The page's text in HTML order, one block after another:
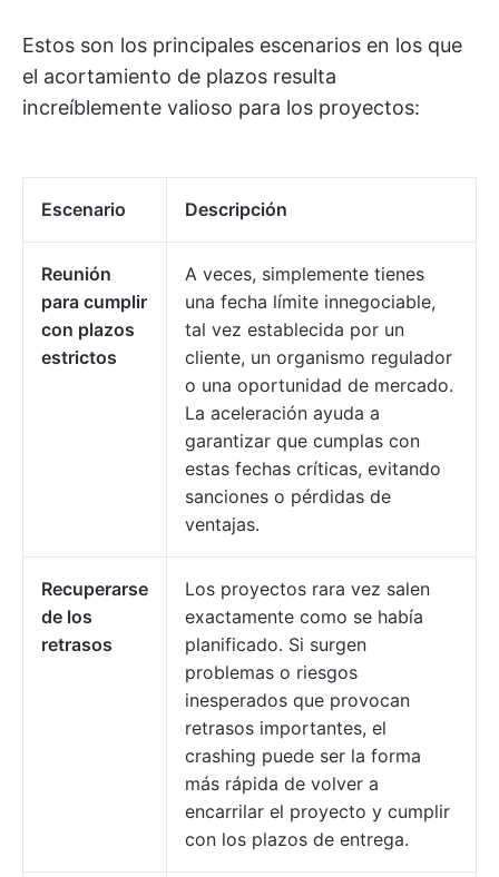
Estos son los principales escenarios en los que
el acortamiento de plazos resulta
increíblemente valioso para los proyectos:
Escenario Descripción
Reunión
para cumplir
con plazos
estrictos
A veces, simplemente tienes
una fecha límite innegociable,
tal vez establecida por un
cliente, un organismo regulador
o una oportunidad de mercado.
La aceleración ayuda a
garantizar que cumplas con
estas fechas críticas, evitando
sanciones o pérdidas de
ventajas.
Recuperarse
de los
retrasos
Los proyectos rara vez salen
exactamente como se había
planificado. Si surgen
problemas o riesgos
inesperados que provocan
retrasos importantes, el
crashing puede ser la forma
más rápida de volver a
encarrilar el proyecto y cumplir
con los plazos de entrega.